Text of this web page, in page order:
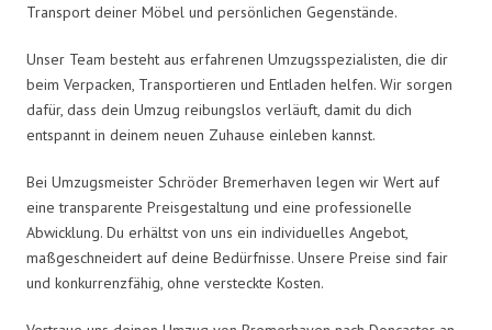
Transport deiner Möbel und persönlichen Gegenstände.
Unser Team besteht aus erfahrenen Umzugsspezialisten, die dir
beim Verpacken, Transportieren und Entladen helfen. Wir sorgen
dafür, dass dein Umzug reibungslos verläuft, damit du dich
entspannt in deinem neuen Zuhause einleben kannst.
Bei Umzugsmeister Schröder Bremerhaven legen wir Wert auf
eine transparente Preisgestaltung und eine professionelle
Abwicklung. Du erhältst von uns ein individuelles Angebot,
maßgeschneidert auf deine Bedürfnisse. Unsere Preise sind fair
und konkurrenzfähig, ohne versteckte Kosten.